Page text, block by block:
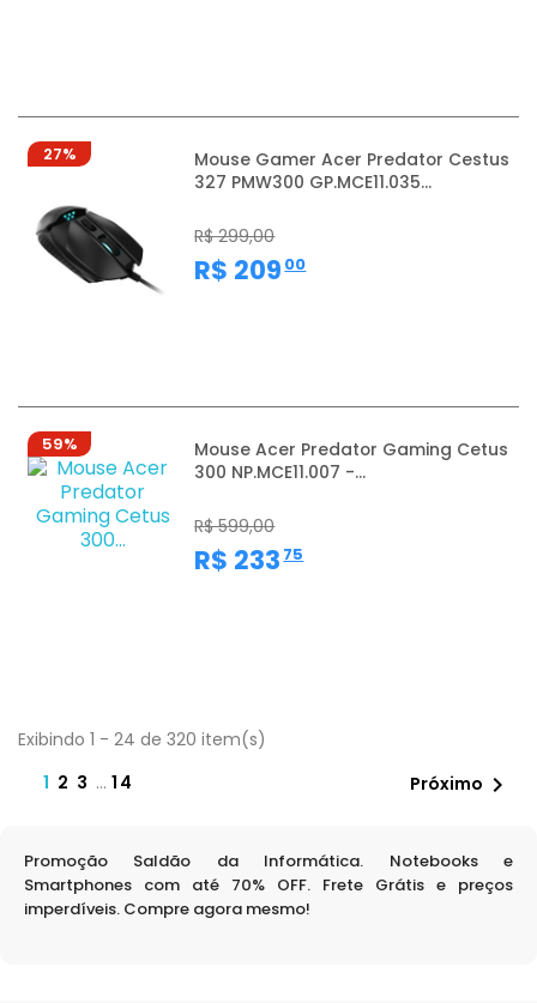
27%
Mouse Gamer Acer Predator Cestus
327 PMW300 GP.MCE11.035...
R$ 299,00
R$ 209 ,00
59%
Mouse Acer Predator Gaming Cetus
300 NP.MCE11.007 -...
R$ 599,00
R$ 233 ,75
Exibindo 1 - 24 de 320 item(s)
1 2 3 … 14 Próximo 
Promoção Saldão da Informática. Notebooks e
Smartphones com até 70% OFF. Frete Grátis e preços
imperdíveis. Compre agora mesmo!